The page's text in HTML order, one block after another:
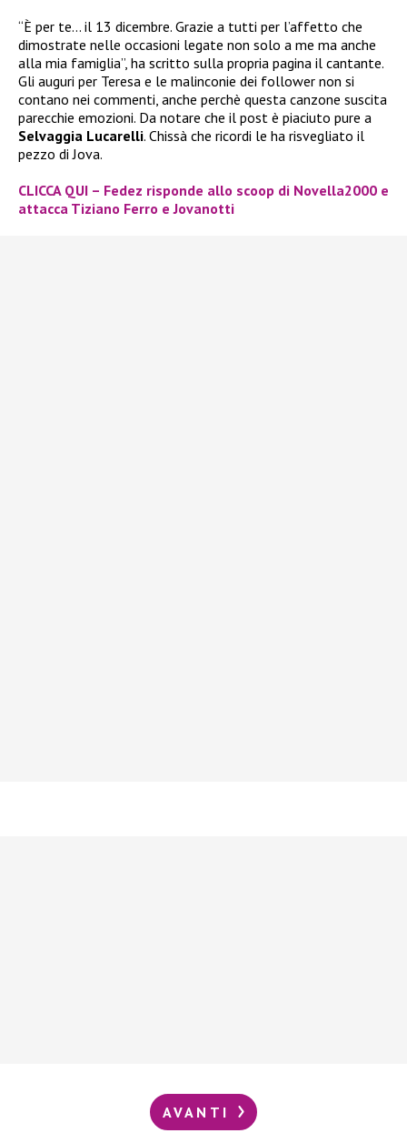
“È per te… il 13 dicembre. Grazie a tutti per l’affetto che
dimostrate nelle occasioni legate non solo a me ma anche
alla mia famiglia”, ha scritto sulla propria pagina il cantante.
Gli auguri per Teresa e le malinconie dei follower non si
contano nei commenti, anche perchè questa canzone suscita
parecchie emozioni. Da notare che il post è piaciuto pure a
Selvaggia Lucarelli. Chissà che ricordi le ha risvegliato il
pezzo di Jova.
CLICCA QUI – Fedez risponde allo scoop di Novella2000 e
attacca Tiziano Ferro e Jovanotti
AVANTI